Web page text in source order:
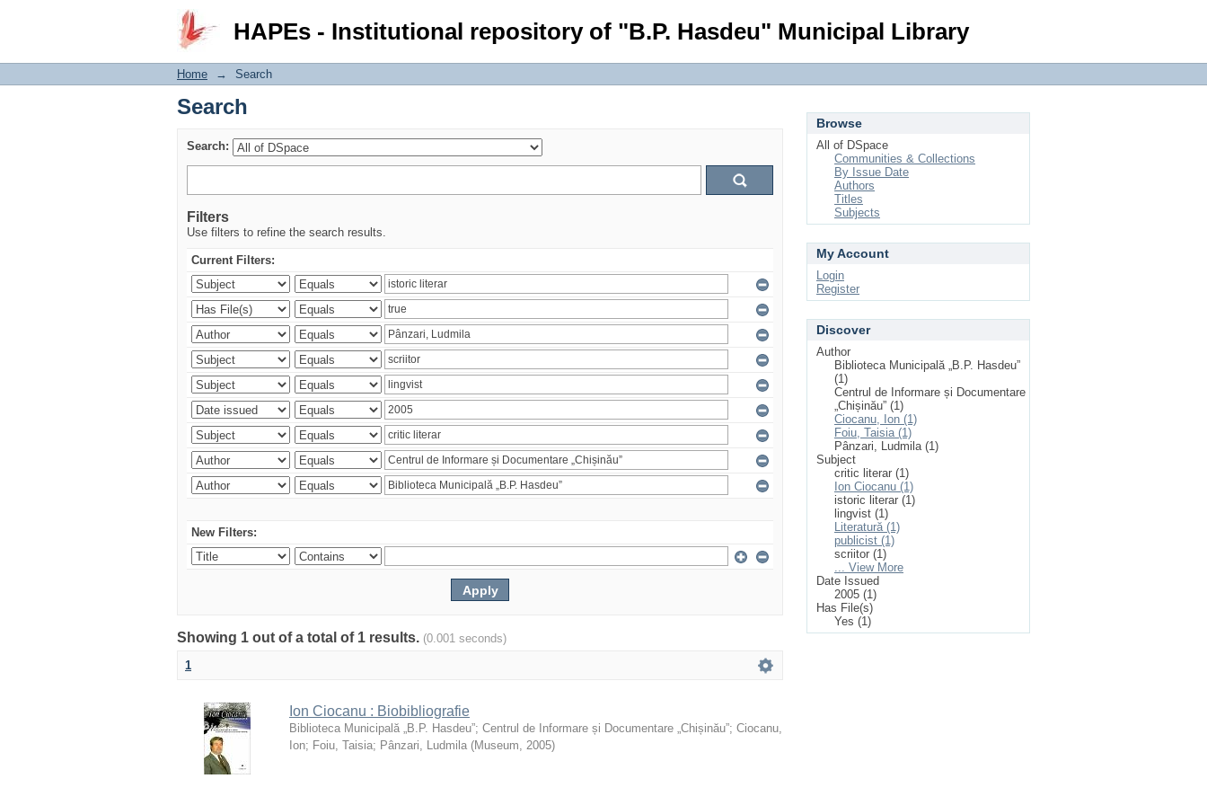
HAPEs - Institutional repository of "B.P. Hasdeu" Municipal Library
Search
Home → Search
Search
Search:
Filters
Use filters to refine the search results.
Current Filters:
New Filters:
Showing 1 out of a total of 1 results. (0.001 seconds)
1
Ion Ciocanu : Biobibliografie
Biblioteca Municipală „B.P. Hasdeu”; Centrul de Informare și Documentare „Chișinău”; Ciocanu,
Ion; Foiu, Taisia; Pânzari, Ludmila (Museum, 2005)
Browse
All of DSpace
Communities & Collections
By Issue Date
Authors
Titles
Subjects
My Account
Login
Register
Discover
Author
Biblioteca Municipală „B.P. Hasdeu”
(1)
Centrul de Informare și Documentare
„Chișinău” (1)
Ciocanu, Ion (1)
Foiu, Taisia (1)
Pânzari, Ludmila (1)
Subject
critic literar (1)
Ion Ciocanu (1)
istoric literar (1)
lingvist (1)
Literatură (1)
publicist (1)
scriitor (1)
... View More
Date Issued
2005 (1)
Has File(s)
Yes (1)